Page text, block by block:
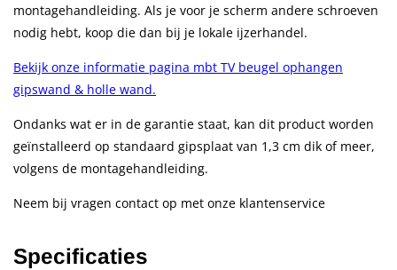
Specificaties
montagehandleiding. Als je voor je scherm andere schroeven
nodig hebt, koop die dan bij je lokale ijzerhandel.
Bekijk onze informatie pagina mbt TV beugel ophangen
gipswand & holle wand.
Ondanks wat er in de garantie staat, kan dit product worden
geïnstalleerd op standaard gipsplaat van 1,3 cm dik of meer,
volgens de montagehandleiding.
Neem bij vragen contact op met onze klantenservice